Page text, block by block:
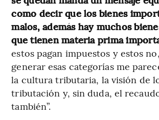
como decir que los bienes
malos, además hay muchos
que tienen materia prima
estos pagan impuestos y estos
generar esas categorías me
la cultura tributaria, la visión de
tributación y, sin duda, el
también”.